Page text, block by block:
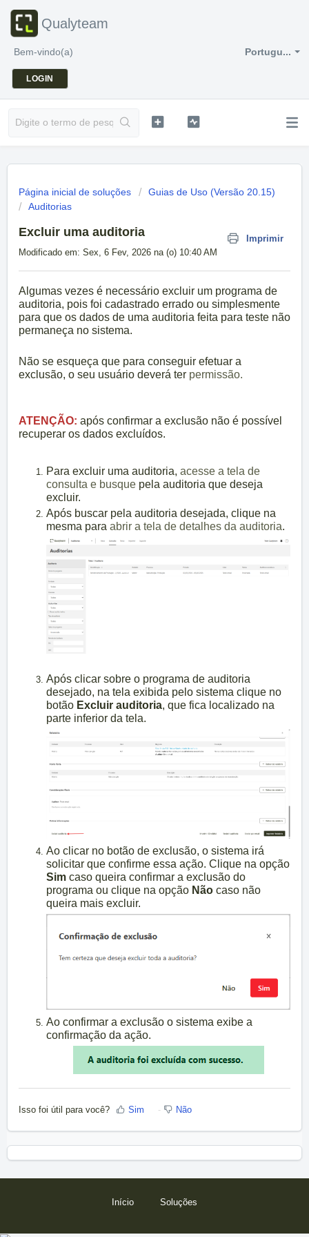
Qualyteam
Portugu...
Bem-vindo(a)
LOGIN
Página inicial de soluções
Guias de Uso (Versão 20.15)
Auditorias
Excluir uma auditoria
Imprimir
Modificado em: Sex, 6 Fev, 2026 na (o) 10:40 AM
Algumas vezes é necessário excluir um programa de
auditoria, pois foi cadastrado errado ou simplesmente
para que os dados de uma auditoria feita para teste não
permaneça no sistema.
Não se esqueça que para conseguir efetuar a
exclusão, o seu usuário deverá ter permissão.
ATENÇÃO: após confirmar a exclusão não é possível
recuperar os dados excluídos.
Para excluir uma auditoria, acesse a tela de
consulta e busque pela auditoria que deseja
excluir.
Após buscar pela auditoria desejada, clique na
mesma para abrir a tela de detalhes da auditoria.
Após clicar sobre o programa de auditoria
desejado, na tela exibida pelo sistema clique no
botão Excluir auditoria, que fica localizado na
parte inferior da tela.
Ao clicar no botão de exclusão, o sistema irá
solicitar que confirme essa ação. Clique na opção
Sim caso queira confirmar a exclusão do
programa ou clique na opção Não caso não
queira mais excluir.
Ao confirmar a exclusão o sistema exibe a
confirmação da ação.
Isso foi útil para você? Sim Não
Início Soluções